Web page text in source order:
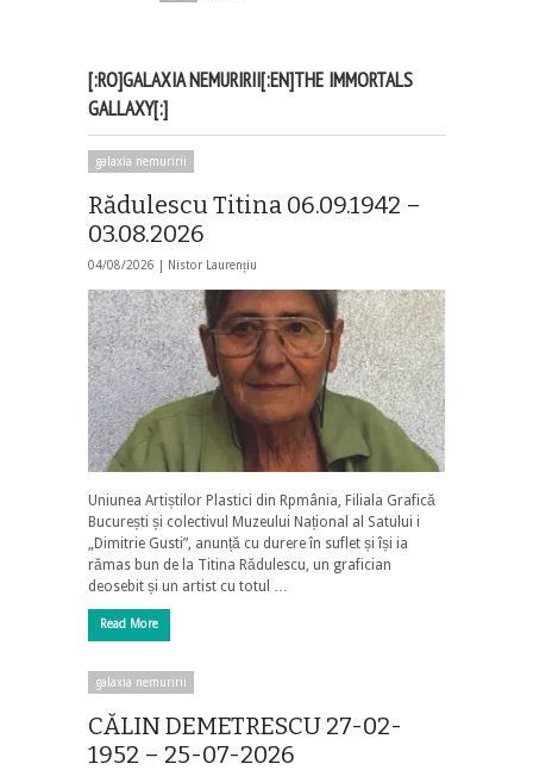
[:RO]GALAXIA NEMURIRII[:EN]THE IMMORTALS
GALLAXY[:]
galaxia nemuririi
Rădulescu Titina 06.09.1942 –
03.08.2026
04/08/2026 | Nistor Laurențiu
Uniunea Artiștilor Plastici din Rpmânia, Filiala Grafică
București și colectivul Muzeului Național al Satului i
„Dimitrie Gusti”, anunță cu durere în suflet și își ia
rămas bun de la Titina Rădulescu, un grafician
deosebit și un artist cu totul …
Read More
galaxia nemuririi
CĂLIN DEMETRESCU 27-02-
1952 – 25-07-2026